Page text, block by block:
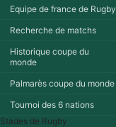
Equipe de france de Rugby
Recherche de matchs
Historique coupe du
monde
Palmarès coupe du monde
Tournoi des 6 nations
Stades de Rugby